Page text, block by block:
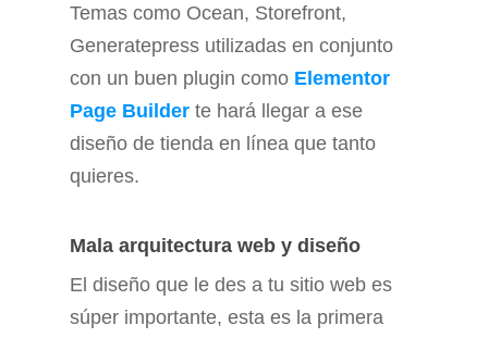
Temas como Ocean, Storefront,
Generatepress utilizadas en conjunto
con un buen plugin como Elementor
Page Builder te hará llegar a ese
diseño de tienda en línea que tanto
quieres.
Mala arquitectura web y diseño
El diseño que le des a tu sitio web es
súper importante, esta es la primera